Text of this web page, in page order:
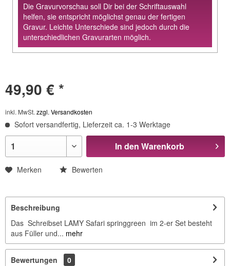
Die Gravurvorschau soll Dir bei der Schriftauswahl
helfen, sie entspricht möglichst genau der fertigen
Gravur. Leichte Unterschiede sind jedoch durch die
unterschiedlichen Gravurarten möglich.
49,90 € *
inkl. MwSt. zzgl. Versandkosten
Sofort versandfertig, Lieferzeit ca. 1-3 Werktage
In den Warenkorb
Merken Bewerten
Beschreibung
Das Schreibset LAMY Safari springgreen im 2-er Set besteht
aus Füller und... mehr
Bewertungen
0